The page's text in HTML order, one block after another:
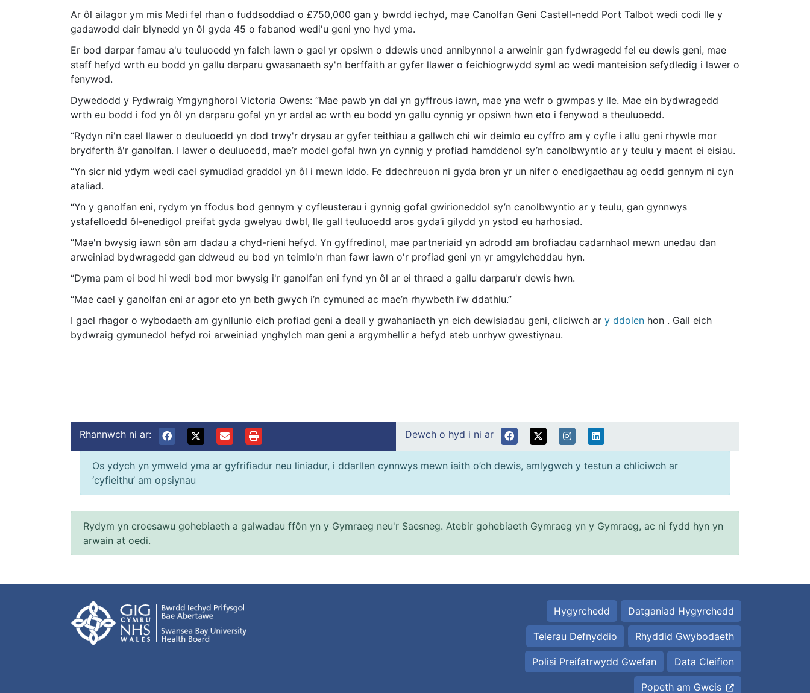
Ar ôl ailagor ym mis Medi fel rhan o fuddsoddiad o £750,000 gan y bwrdd iechyd, mae Canolfan Geni Castell-nedd Port Talbot wedi codi lle y
gadawodd dair blynedd yn ôl gyda 45 o fabanod wedi'u geni yno hyd yma.
Er bod darpar famau a'u teuluoedd yn falch iawn o gael yr opsiwn o ddewis uned annibynnol a arweinir gan fydwragedd fel eu dewis geni, mae
staff hefyd wrth eu bodd yn gallu darparu gwasanaeth sy'n berffaith ar gyfer llawer o feichiogrwydd syml ac wedi manteision sefydledig i lawer o
fenywod.
Dywedodd y Fydwraig Ymgynghorol Victoria Owens: “Mae pawb yn dal yn gyffrous iawn, mae yna wefr o gwmpas y lle. Mae ein bydwragedd
wrth eu bodd i fod yn ôl yn darparu gofal yn yr ardal ac wrth eu bodd yn gallu cynnig yr opsiwn hwn eto i fenywod a theuluoedd.
“Rydyn ni'n cael llawer o deuluoedd yn dod trwy'r drysau ar gyfer teithiau a gallwch chi wir deimlo eu cyffro am y cyfle i allu geni rhywle mor
brydferth â'r ganolfan. I lawer o deuluoedd, mae’r model gofal hwn yn cynnig y profiad hamddenol sy’n canolbwyntio ar y teulu y maent ei eisiau.
“Yn sicr nid ydym wedi cael symudiad graddol yn ôl i mewn iddo. Fe ddechreuon ni gyda bron yr un nifer o enedigaethau ag oedd gennym ni cyn
ataliad.
“Yn y ganolfan eni, rydym yn ffodus bod gennym y cyfleusterau i gynnig gofal gwirioneddol sy’n canolbwyntio ar y teulu, gan gynnwys
ystafelloedd ôl-enedigol preifat gyda gwelyau dwbl, lle gall teuluoedd aros gyda’i gilydd yn ystod eu harhosiad.
“Mae'n bwysig iawn sôn am dadau a chyd-rieni hefyd. Yn gyffredinol, mae partneriaid yn adrodd am brofiadau cadarnhaol mewn unedau dan
arweiniad bydwragedd gan ddweud eu bod yn teimlo'n rhan fawr iawn o'r profiad geni yn yr amgylcheddau hyn.
“Dyma pam ei bod hi wedi bod mor bwysig i'r ganolfan eni fynd yn ôl ar ei thraed a gallu darparu'r dewis hwn.
“Mae cael y ganolfan eni ar agor eto yn beth gwych i’n cymuned ac mae’n rhywbeth i’w ddathlu.”
I gael rhagor o wybodaeth am gynllunio eich profiad geni a deall y gwahaniaeth yn eich dewisiadau geni, cliciwch ar y ddolen hon . Gall eich
bydwraig gymunedol hefyd roi arweiniad ynghylch man geni a argymhellir a hefyd ateb unrhyw gwestiynau.
Rhannwch ni ar: Dewch o hyd i ni ar
Os ydych yn ymweld yma ar gyfrifiadur neu liniadur, i ddarllen cynnwys mewn iaith o’ch dewis, amlygwch y testun a chliciwch ar
‘cyfieithu’ am opsiynau
Rydym yn croesawu gohebiaeth a galwadau ffôn yn y Gymraeg neu'r Saesneg. Atebir gohebiaeth Gymraeg yn y Gymraeg, ac ni fydd hyn yn
arwain at oedi.
Hygyrchedd Datganiad Hygyrchedd
Telerau Defnyddio Rhyddid Gwybodaeth
Polisi Preifatrwydd Gwefan Data Cleifion
Popeth am Gwcis